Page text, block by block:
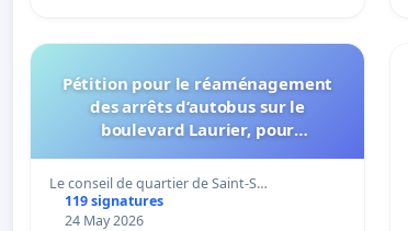
Pétition pour le réaménagement
des arrêts d’autobus sur le
boulevard Laurier, pour
connexion 805-802 à établir
Le conseil de quartier de Saint-S…
119 signatures
24 May 2026